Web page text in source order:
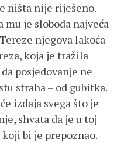
ništa nije riješeno.
mu je sloboda najveća
njegova lakoća
koja je tražila
posjedovanje ne
straha – od gubitka.
izdaja svega što je
shvata da je u toj
bi je prepoznao.